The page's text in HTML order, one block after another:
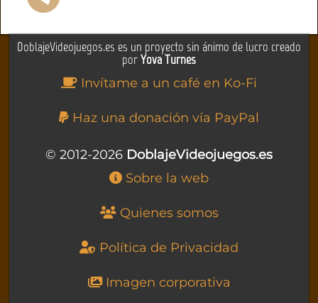
DoblajeVideojuegos.es es un proyecto sin ánimo de lucro creado
porYova Turnes
Invítame a un café en Ko-Fi
Haz una donación vía PayPal
© 2012-2026 DoblajeVideojuegos.es
Sobre la web
Quienes somos
Política de Privacidad
Imagen corporativa